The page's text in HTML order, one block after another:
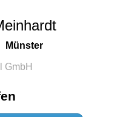
Münster
GmbH